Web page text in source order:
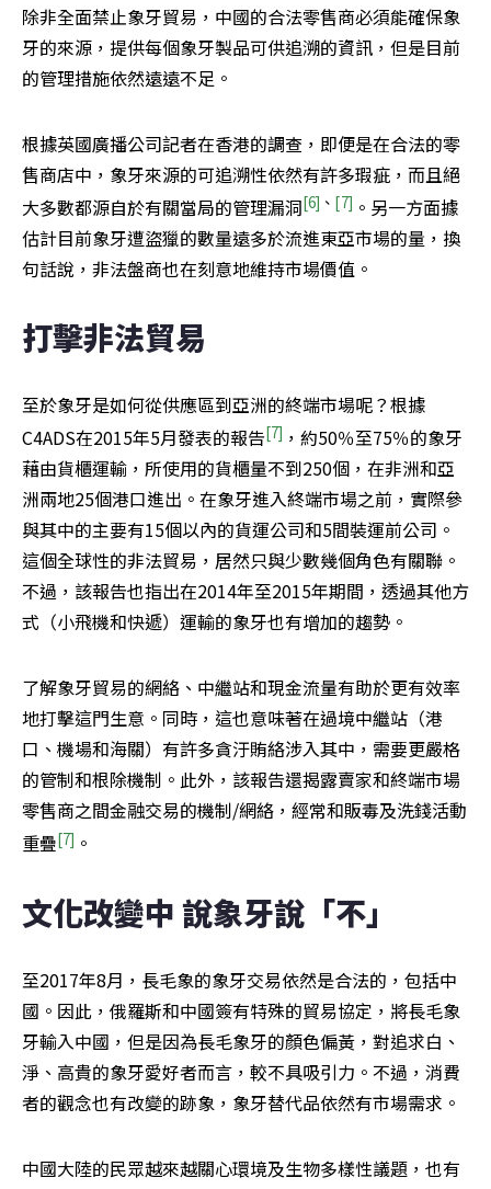
除非全面禁止象牙貿易，中國的合法零售商必須能確保象
牙的來源，提供每個象牙製品可供追溯的資訊，但是目前
的管理措施依然遠遠不足。
根據英國廣播公司記者在香港的調查，即便是在合法的零
售商店中，象牙來源的可追溯性依然有許多瑕疵，而且絕
大多數都源自於有關當局的管理漏洞[6] 、 [7] 。另一方面據
估計目前象牙遭盜獵的數量遠多於流進東亞市場的量，換
句話說，非法盤商也在刻意地維持市場價值。
打擊非法貿易
至於象牙是如何從供應區到亞洲的終端市場呢？根據
C4ADS在2015年5月發表的報告[7] ，約50％至75％的象牙
藉由貨櫃運輸，所使用的貨櫃量不到250個，在非洲和亞
洲兩地25個港口進出。在象牙進入終端市場之前，實際參
與其中的主要有15個以內的貨運公司和5間裝運前公司。
這個全球性的非法貿易，居然只與少數幾個角色有關聯。
不過，該報告也指出在2014年至2015年期間，透過其他方
式（小飛機和快遞）運輸的象牙也有增加的趨勢。
了解象牙貿易的網絡、中繼站和現金流量有助於更有效率
地打擊這門生意。同時，這也意味著在過境中繼站（港
口、機場和海關）有許多貪汙賄絡涉入其中，需要更嚴格
的管制和根除機制。此外，該報告還揭露賣家和終端市場
零售商之間金融交易的機制/網絡，經常和販毒及洗錢活動
重疊[7] 。
文化改變中 說象牙說「不」
至2017年8月，長毛象的象牙交易依然是合法的，包括中
國。因此，俄羅斯和中國簽有特殊的貿易協定，將長毛象
牙輸入中國，但是因為長毛象牙的顏色偏黃，對追求白、
淨、高貴的象牙愛好者而言，較不具吸引力。不過，消費
者的觀念也有改變的跡象，象牙替代品依然有市場需求。
中國大陸的民眾越來越關心環境及生物多樣性議題，也有